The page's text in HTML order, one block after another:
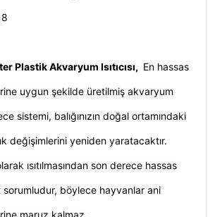
Plastik Akvaryum Isıtıcısı, En hassas
uygun şekilde üretilmiş akvaryum
sistemi, balığınızın doğal ortamındaki
değişimlerini yeniden yaratacaktır.
ısıtılmasından son derece hassas
böylece hayvanlar ani
maruz kalmaz.